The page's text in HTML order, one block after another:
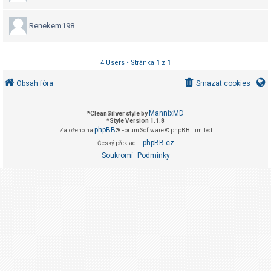
g
i
s
o
Renekem198
4 Users • Stránka 1 z 1
Obsah fóra Smazat cookies
*CleanSilver style by MannixMD
*Style Version 1.1.8
Založeno na phpBB® Forum Software © phpBB Limited
Český překlad – phpBB.cz
Soukromí
Podmínky